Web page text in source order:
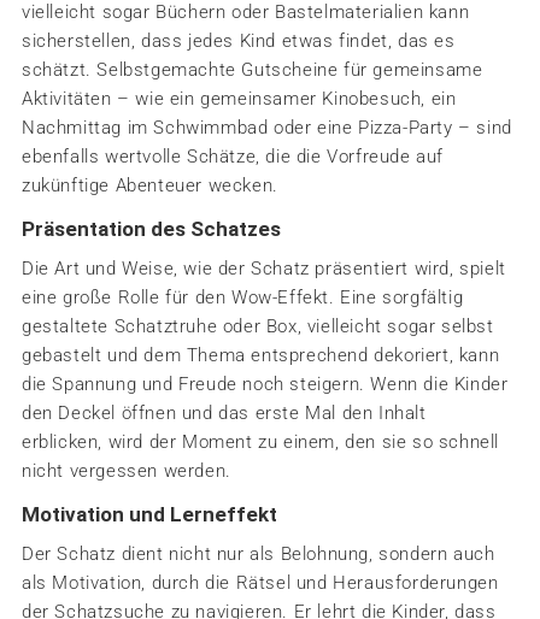
vielleicht sogar Büchern oder Bastelmaterialien kann
sicherstellen, dass jedes Kind etwas findet, das es
schätzt. Selbstgemachte Gutscheine für gemeinsame
Aktivitäten – wie ein gemeinsamer Kinobesuch, ein
Nachmittag im Schwimmbad oder eine Pizza-Party – sind
ebenfalls wertvolle Schätze, die die Vorfreude auf
zukünftige Abenteuer wecken.
Präsentation des Schatzes
Die Art und Weise, wie der Schatz präsentiert wird, spielt
eine große Rolle für den Wow-Effekt. Eine sorgfältig
gestaltete Schatztruhe oder Box, vielleicht sogar selbst
gebastelt und dem Thema entsprechend dekoriert, kann
die Spannung und Freude noch steigern. Wenn die Kinder
den Deckel öffnen und das erste Mal den Inhalt
erblicken, wird der Moment zu einem, den sie so schnell
nicht vergessen werden.
Motivation und Lerneffekt
Der Schatz dient nicht nur als Belohnung, sondern auch
als Motivation, durch die Rätsel und Herausforderungen
der Schatzsuche zu navigieren. Er lehrt die Kinder, dass